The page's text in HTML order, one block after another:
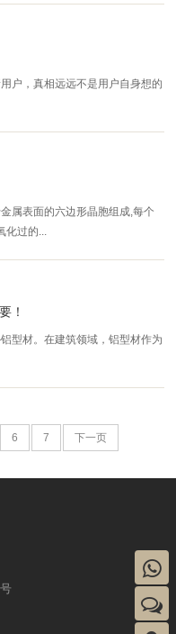
户，真相远远不是用户自身想的
属表面的六边形晶胞组成,每个
化过的...
！
型材。在建筑领域，铝型材作为
6 7 下一页